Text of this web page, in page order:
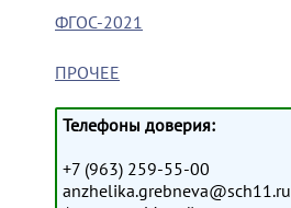
ФГОС-2021
ПРОЧЕЕ
Телефоны доверия:
+7 (963) 259-55-00
anzhelika.grebneva@sch11.ru